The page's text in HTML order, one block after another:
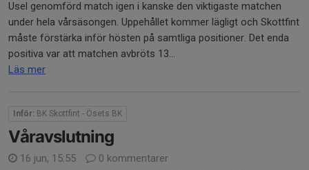
Usel genomförd match igen i kanske den viktigaste matchen
under hela vårsäsongen. Uppehållet kommer lägligt och Skottfint
måste förstärka inför hösten på samtliga positioner. Det enda
positiva var att matchen avbröts 13...
Läs mer
Inför: BK Skottfint - Ösets BK
Våravslutning
16 jun, 15:55
0 kommentarer